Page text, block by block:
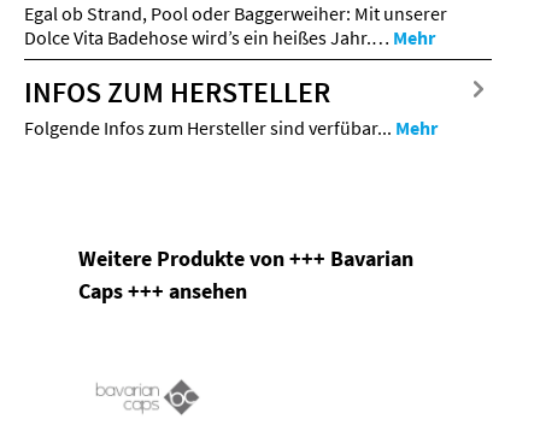
Egal ob Strand, Pool oder Baggerweiher: Mit unserer
Dolce Vita Badehose wird’s ein heißes Jahr.… Mehr
INFOS ZUM HERSTELLER
Folgende Infos zum Hersteller sind verfübar... Mehr
Produktgalerie überspringen
Weitere Produkte von +++ Bavarian
Caps +++ ansehen